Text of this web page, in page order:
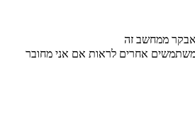
ממחשב זה
אחרים לראות אם אני מחובר